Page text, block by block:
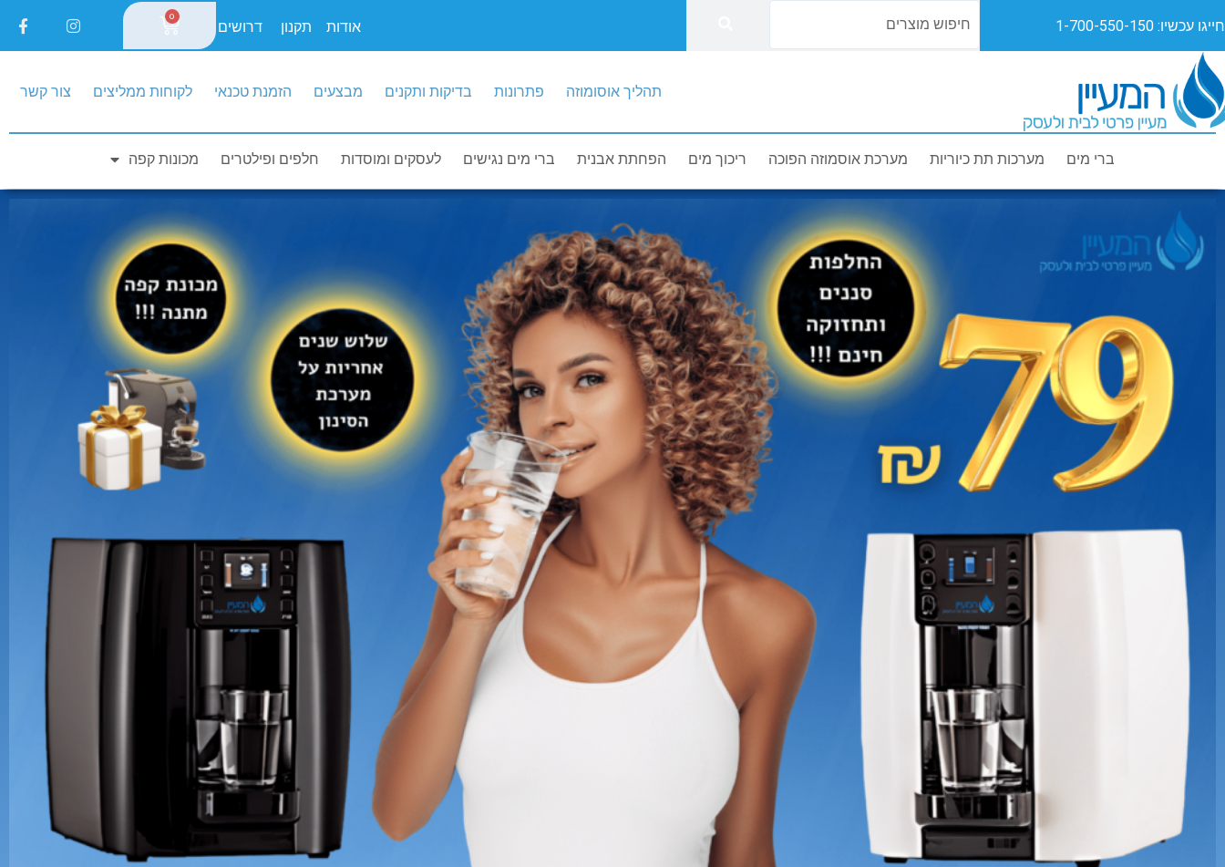
חייגו עכשיו: 1-700-550-150 אודות תקנון דרושים
0
תהליך אוסומוזה פתרונות בדיקות ותקנים מבצעים הזמנת טכנאי לקוחות ממליצים צור קשר
ברי מים מערכות תת כיוריות מערכת אוסמוזה הפוכה ריכוך מים הפחתת אבנית ברי מים נגישים לעסקים ומוסדות חלפים ופילטרים מכונות קפה